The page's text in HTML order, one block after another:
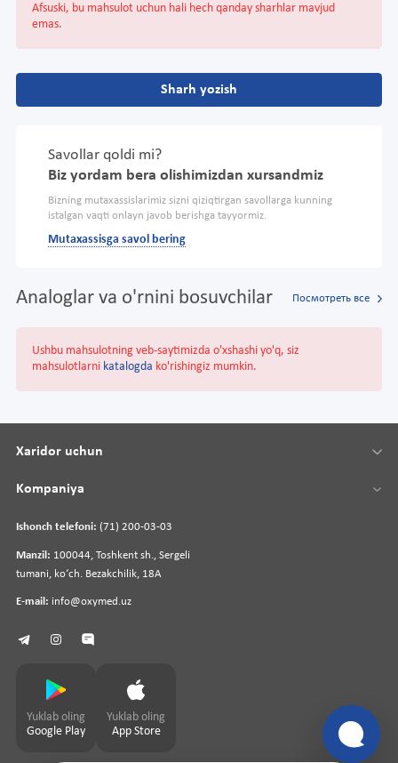
Afsuski, bu mahsulot uchun hali hech qanday sharhlar mavjud
emas.
Sharh yozish
Savollar qoldi mi?
Biz yordam bera olishimizdan xursandmiz
Bizning mutaxassislarimiz sizni qiziqtirgan savollarga kunning
istalgan vaqti onlayn javob berishga tayyormiz.
Mutaxassisga savol bering
Analoglar va o'rnini bosuvchilar Посмотреть все
Ushbu mahsulotning veb-saytimizda o'xshashi yo'q, siz
mahsulotlarni katalogda ko'rishingiz mumkin.
Ishonch telefoni: (71) 200-03-03
Manzil: 100044, Toshkent sh., Sergeli
tumani, koʻch. Bezakchilik, 18A
E-mail: info@oxymed.uz
Xaridor uchun
Kompaniya
Yuklab oling
Google Play
Yuklab oling
App Store